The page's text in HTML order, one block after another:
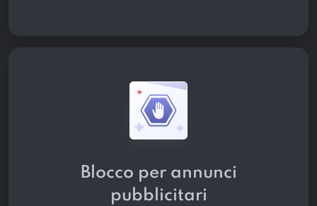
Blocco per annunci
pubblicitari